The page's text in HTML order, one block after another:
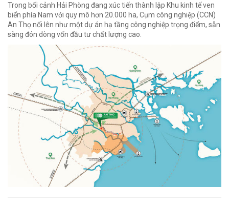
Trong bối cảnh Hải Phòng đang xúc tiến thành lập Khu kinh tế ven
biển phía Nam với quy mô hơn 20.000 ha, Cụm công nghiệp (CCN)
An Thọ nổi lên như một dự án hạ tầng công nghiệp trọng điểm, sẵn
sàng đón dòng vốn đầu tư chất lượng cao.